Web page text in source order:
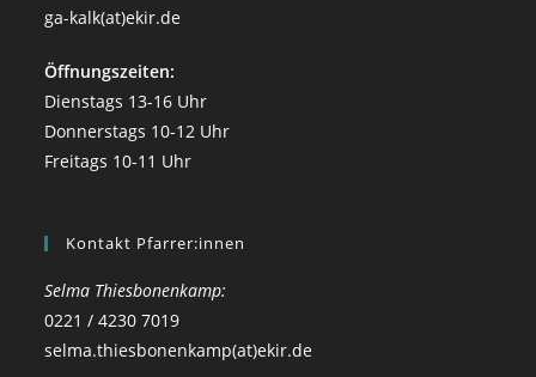
ga-kalk(at)ekir.de
Öffnungszeiten:
Dienstags 13-16 Uhr
Donnerstags 10-12 Uhr
Freitags 10-11 Uhr
Kontakt Pfarrer:innen
Selma Thiesbonenkamp:
0221 / 4230 7019
selma.thiesbonenkamp(at)ekir.de